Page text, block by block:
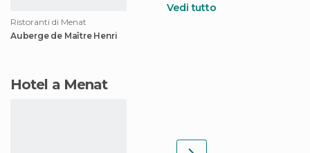
Ristoranti di Menat
Auberge de Maître Henri
Vedi tutto
Hotel a Menat